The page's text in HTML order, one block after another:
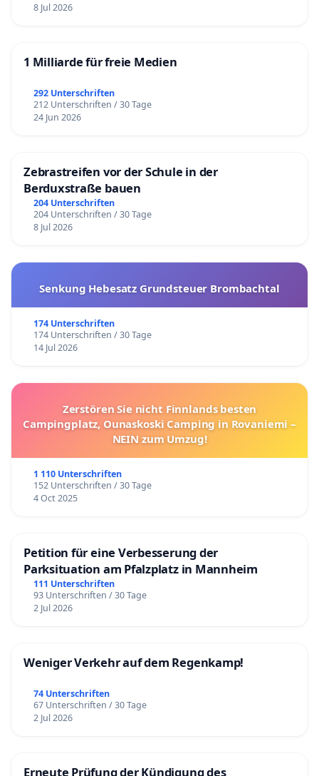
8 Jul 2026
1 Milliarde für freie Medien
292 Unterschriften
212 Unterschriften / 30 Tage
24 Jun 2026
Zebrastreifen vor der Schule in der
Berduxstraße bauen
204 Unterschriften
204 Unterschriften / 30 Tage
8 Jul 2026
Senkung Hebesatz Grundsteuer Brombachtal
174 Unterschriften
174 Unterschriften / 30 Tage
14 Jul 2026
Zerstören Sie nicht Finnlands besten
Campingplatz, Ounaskoski Camping in Rovaniemi –
NEIN zum Umzug!
1 110 Unterschriften
152 Unterschriften / 30 Tage
4 Oct 2025
Petition für eine Verbesserung der
Parksituation am Pfalzplatz in Mannheim
111 Unterschriften
93 Unterschriften / 30 Tage
2 Jul 2026
Weniger Verkehr auf dem Regenkamp!
74 Unterschriften
67 Unterschriften / 30 Tage
2 Jul 2026
Erneute Prüfung der Kündigung des